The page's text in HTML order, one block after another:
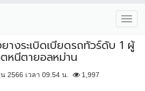
างระเบิดเบียดรถทัวร์ดับ 1 ผู้
หนีตายอลหม่าน
2566 เวลา 09:54 น. 1,997